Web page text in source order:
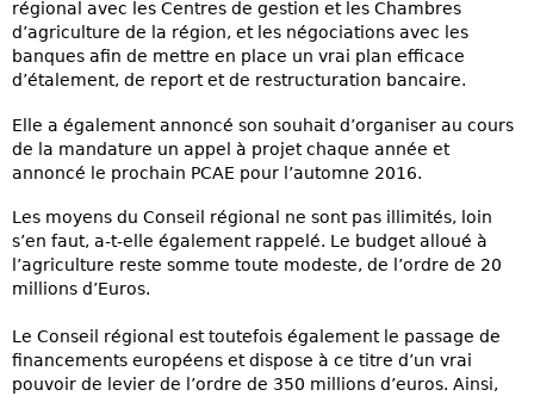
régional avec les Centres de gestion et les Chambres
d’agriculture de la région, et les négociations avec les
banques afin de mettre en place un vrai plan efficace
d’étalement, de report et de restructuration bancaire.
Elle a également annoncé son souhait d’organiser au cours
de la mandature un appel à projet chaque année et
annoncé le prochain PCAE pour l’automne 2016.
Les moyens du Conseil régional ne sont pas illimités, loin
s’en faut, a-t-elle également rappelé. Le budget alloué à
l’agriculture reste somme toute modeste, de l’ordre de 20
millions d’Euros.
Le Conseil régional est toutefois également le passage de
financements européens et dispose à ce titre d’un vrai
pouvoir de levier de l’ordre de 350 millions d’euros. Ainsi,